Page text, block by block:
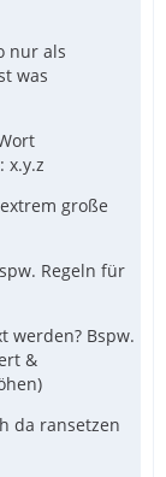
nur als
was
x.y.z
große
Regeln für
werden? Bspw.
&
da ransetzen